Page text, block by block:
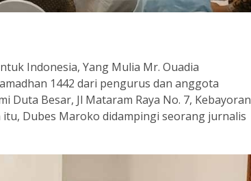
Indonesia, Yang Mulia Mr. Ouadia
1442 dari pengurus dan anggota
Duta Besar, Jl Mataram Raya No. 7, Kebayoran
itu, Dubes Maroko didampingi seorang jurnalis